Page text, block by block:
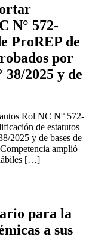
N° 572-
ProREP de
por
38/2025 y de
Rol NC N° 572-
de estatutos
2025 y de bases de
amplió
[…]
para la
a sus